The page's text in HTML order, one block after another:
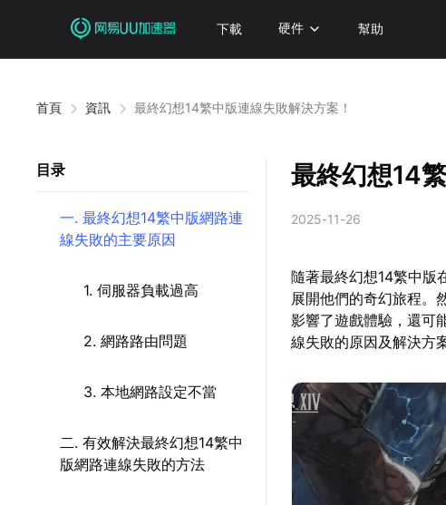
下載 硬件 幫助
首頁 資訊 最終幻想14繁中版連線失敗解決方案！
目录
一. 最終幻想14繁中版網路連
線失敗的主要原因
1. 伺服器負載過高
2. 網路路由問題
3. 本地網路設定不當
二. 有效解決最終幻想14繁中
版網路連線失敗的方法
最終幻想14
2025-11-26
隨著最終幻想14繁中版
展開他們的奇幻旅程。
影響了遊戲體驗，還可
線失敗的原因及解決方